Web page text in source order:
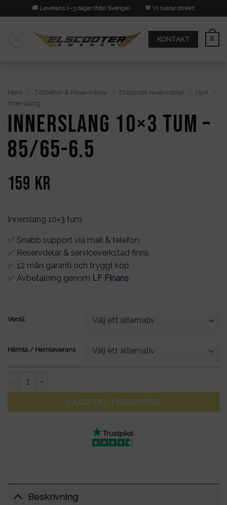
to
🚚 Leverans 1–3 dagar (från Sverige) 💬 Vi svarar direkt!
KONTAKT 0
Hem Tillbehör & Reservdelar Elscooter reservdelar Hjul
Innerslang
Innerslang 10×3 tum –
85/65-6.5
159 kr
Innerslang 10×3 tum
✅ Snabb support via mail & telefon
✅ Reservdelar & serviceverkstad finns
✅ 12 mån garanti och tryggt köp
✅ Avbetalning genom LF Finans
Ventil
Hämta / Hemleverans
Innerslang 10x3 tum - 85/65-6.5 mängd
LÄGG TILL I VARUKORG
Beskrivning